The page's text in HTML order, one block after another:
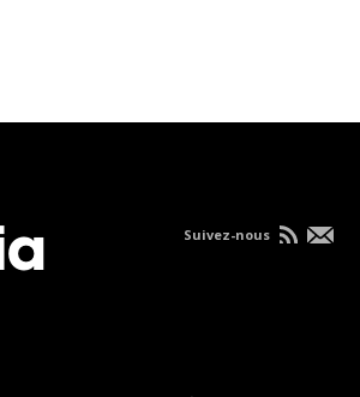
Suivez-nous